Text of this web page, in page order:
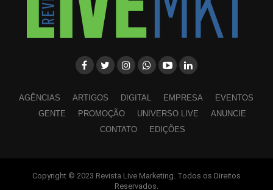
AGÊNCIAS ARTIGOS DIGITAL EMPRESA
EVENTOS
GENTE
PROMOÇÃO UNIVERSO LIVE
ANUNCIE
CONTATO
EDIÇÕES
Copyright © 2023 Revista Live Marketing. Todos os Direitos
Reservados.
WhatsAppFacebook LinkedInPinterest